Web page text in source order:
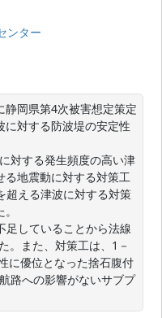
ンター
岡県第4次被害想定策定
対する防波堤の安定性
対する発生頻度の高い津
る地震動に対する対策工
超える津波に対する対策
していることから法線
。また、対策工は、1－
に優位となった捨石腹付
路への影響がないサブプ